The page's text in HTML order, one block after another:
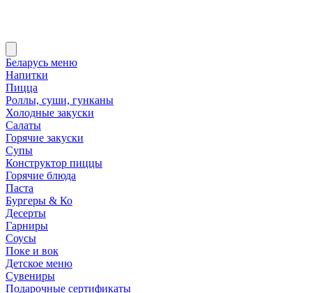
Беларусь меню
Напитки
Пицца
Роллы, суши, гунканы
Холодные закуски
Салаты
Горячие закуски
Супы
Конструктор пиццы
Горячие блюда
Паста
Бургеры & Ко
Десерты
Гарниры
Соусы
Поке и вок
Детское меню
Сувениры
Подарочные сертификаты